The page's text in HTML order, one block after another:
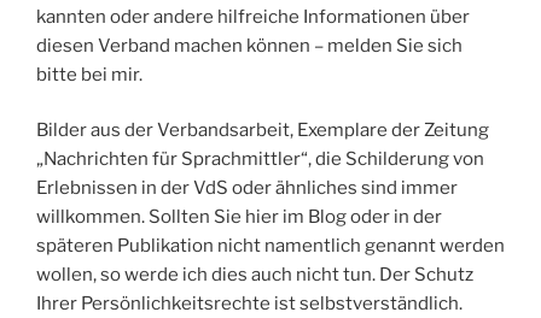
kannten oder andere hilfreiche Informationen über
diesen Verband machen können – melden Sie sich
bitte bei mir.
Bilder aus der Verbandsarbeit, Exemplare der Zeitung
„Nachrichten für Sprachmittler“, die Schilderung von
Erlebnissen in der VdS oder ähnliches sind immer
willkommen. Sollten Sie hier im Blog oder in der
späteren Publikation nicht namentlich genannt werden
wollen, so werde ich dies auch nicht tun. Der Schutz
Ihrer Persönlichkeitsrechte ist selbstverständlich.